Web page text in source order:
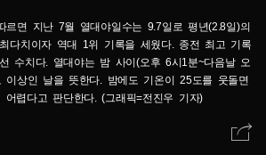
르면 지난 7월 열대야일수는 9.7일로 평년(2.8일)의
다치이자 역대 1위 기록을 세웠다. 종전 최고 기록
수치다. 열대야는 밤 사이(오후 6시1분~다음날 오
이상인 날을 뜻한다. 밤에도 기온이 25도를 웃돌면
렵다고 판단한다. (그래픽=전진우 기자)